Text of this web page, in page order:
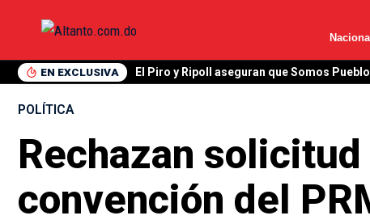
EN EXCLUSIVA El Piro y Ripoll aseguran que Somos
POLÍTICA
Rechazan
convención del